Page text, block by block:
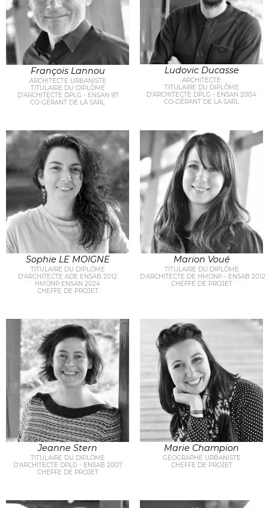
François Lannou
ARCHITECTE URBANISTE
TITULAIRE DU DIPLÔME
D'ARCHITECTE DPLG - ENSAN 97
CO-GÉRANT DE LA SARL
Ludovic Ducasse
ARCHITECTE
TITULAIRE DU DIPLÔME
D'ARCHITECTE DPLG - ENSAN 2004
CO-GÉRANT DE LA SARL
Sophie LE MOIGNE
TITULAIRE DU DIPLÔME
D'ARCHITECTE ADE ENSAB 2012
HMONP ENSAN 2024
CHEFFE DE PROJET
Marion Voué
TITULAIRE DU DIPLÔME
D'ARCHITECTE DE HMONP - ENSAB 2012
CHEFFE DE PROJET
Jeanne Stern
TITULAIRE DU DIPLÔME
D'ARCHITECTE DPLG - ENSAB 2007
CHEFFE DE PROJET
Marie Champion
GÉOGRAPHE URBANISTE
CHEFFE DE PROJET